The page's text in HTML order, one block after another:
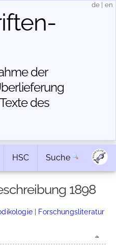
der
des
de en
HSC Suche
1898
| Forschungsliteratur